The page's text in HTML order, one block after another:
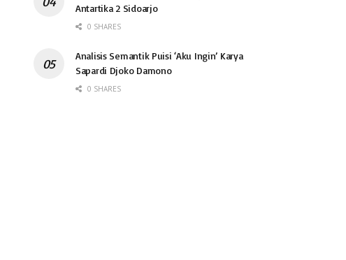
Antartika 2 Sidoarjo
0 SHARES
Analisis Semantik Puisi ‘Aku Ingin’ Karya
Sapardi Djoko Damono
0 SHARES